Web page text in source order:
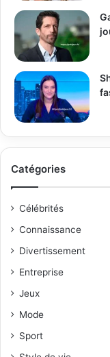
Catégories
Célébrités
Connaissance
Divertissement
Entreprise
Jeux
Mode
Sport